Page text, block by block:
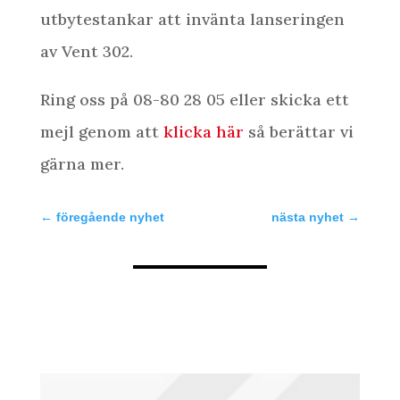
utbytestankar att invänta lanseringen
av Vent 302.
Ring oss på 08-80 28 05 eller skicka ett
mejl genom att klicka här så berättar vi
gärna mer.
← föregående nyhet nästa nyhet →